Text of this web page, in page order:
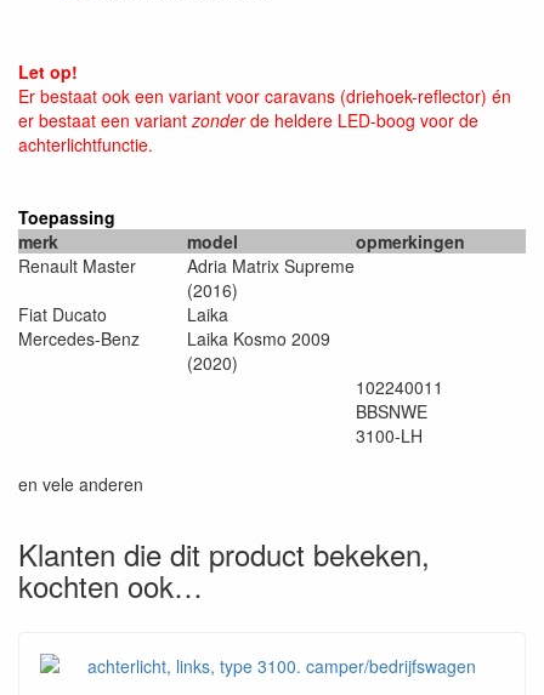
Let op!
Er bestaat ook een variant voor caravans (driehoek-reflector) én
er bestaat een variant zonderde heldere LED-boog voor de
achterlichtfunctie.
Toepassing
merk
model
opmerkingen
Renault Master
Adria Matrix Supreme
(2016)
Fiat Ducato
Laika
Mercedes-Benz
Laika Kosmo 2009
(2020)
102240011
BBSNWE
3100-LH
en vele anderen
Klanten die dit product bekeken,
kochten ook…